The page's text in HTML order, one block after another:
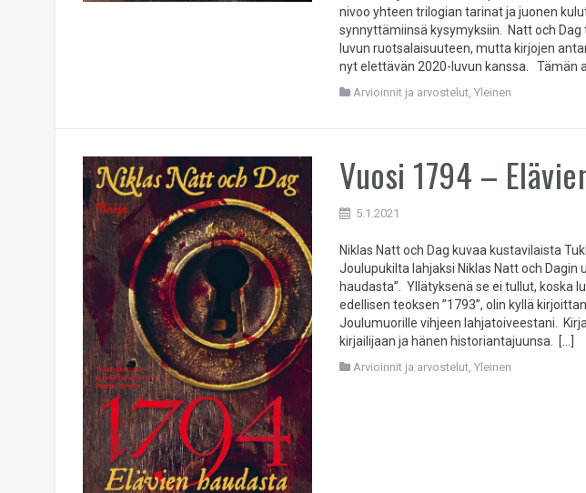
nivoo yhteen trilogian tarinat ja juonen
synnyttämiinsä kysymyksiin. Natt och
luvun ruotsalaisuuteen, mutta kirjojen
nyt elettävän 2020-luvun kanssa. Tämän
Arvioinnit ja arvostelut,Yleinen
Vuosi 1794 –
5.1.2021
Niklas Natt och Dag kuvaa kustavilaista
Joulupukilta lahjaksi Niklas Natt och Dagin
haudasta”. Yllätyksenä se ei tullut, koska
edellisen teoksen ”1793”, olin kyllä
Joulumuorille vihjeen lahjatoiveestani.
kirjailijaan ja hänen historiantajuunsa. […]
Arvioinnit ja arvostelut,Yleinen